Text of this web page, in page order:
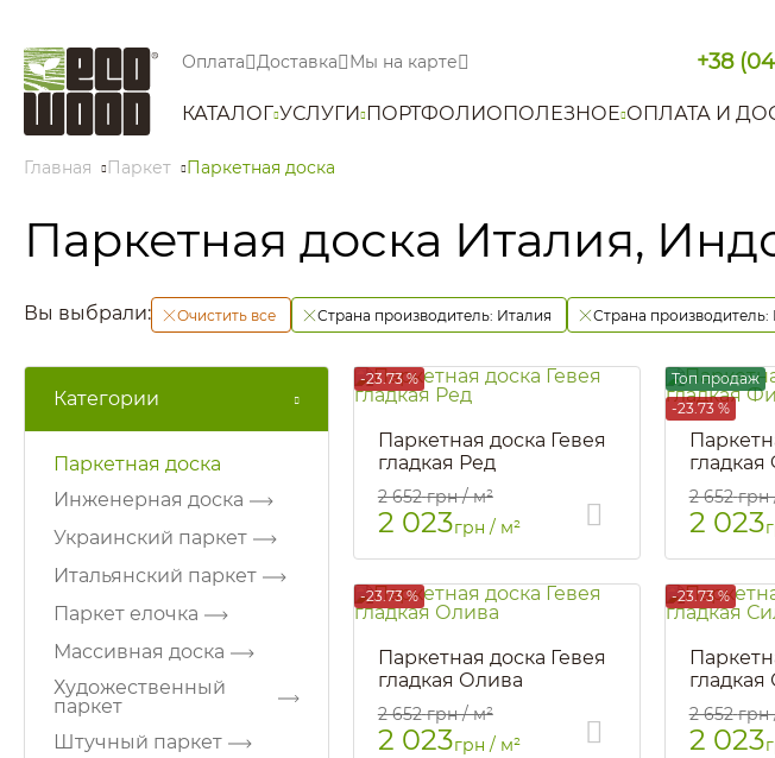
Оплата Доставка Мы на карте +38
КАТАЛОГ УСЛУГИ ПОРТФОЛИОПОЛЕЗНОЕ ОПЛАТА И
Главная Паркет Паркетная доска
Паркетная доска Италия,
Вы выбрали: Очистить все Страна производитель: Италия Страна производитель:
Категории
Паркетная доска
Инженерная доска
Украинский паркет
Итальянский паркет
Паркет елочка
Массивная доска
Художественный
паркет
Штучный паркет
-23.73 %
Паркетная доска Гевея
гладкая Ред
Артикул::
2 652 грн / м²
2 023грн / м²
Топ продаж
-23.73 %
Артикул::
2 652 грн
2 023
-23.73 %
Паркетная доска Гевея
гладкая Олива
Артикул:: 1223
2 652 грн / м²
2 023грн / м²
-23.73 %
Артикул::
2 652 грн
2 023